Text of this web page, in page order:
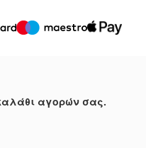
αγορών σας.